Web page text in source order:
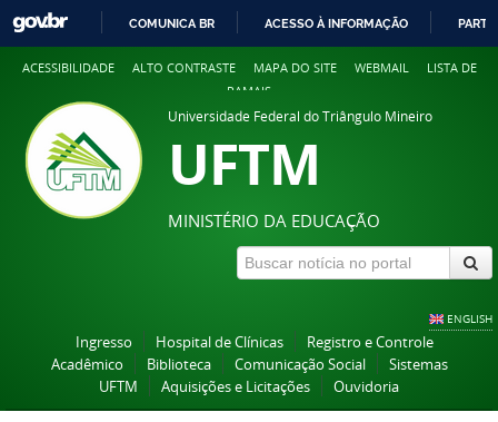
COMUNICA BR ACESSO À INFORMAÇÃO
ACESSIBILIDADE ALTO CONTRASTE MAPA DO SITE WEBMAIL
LISTA DE
RAMAIS
Universidade Federal do Triângulo Mineiro
UFTM
MINISTÉRIO DA EDUCAÇÃO
ENGLISH
Ingresso Hospital de Clínicas
Registro e Controle
Acadêmico
Biblioteca Comunicação Social
Sistemas
UFTM
Aquisições e Licitações Ouvidoria